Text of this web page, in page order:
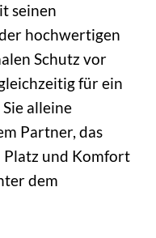
seinen
hochwertigen
Schutz vor
für ein
alleine
Partner, das
Platz und Komfort
dem